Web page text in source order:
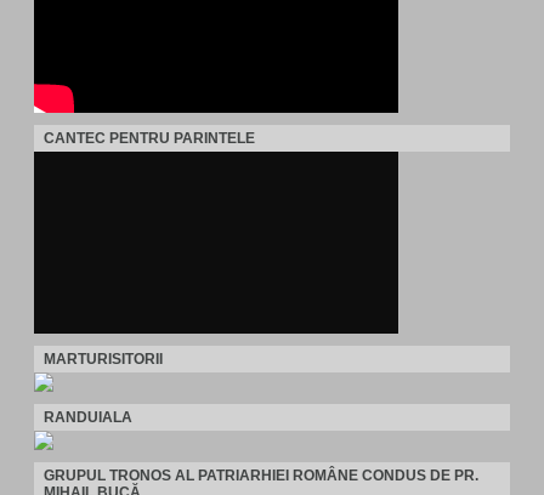
CANTEC PENTRU PARINTELE
MARTURISITORII
RANDUIALA
GRUPUL TRONOS AL PATRIARHIEI ROMÂNE CONDUS DE PR.